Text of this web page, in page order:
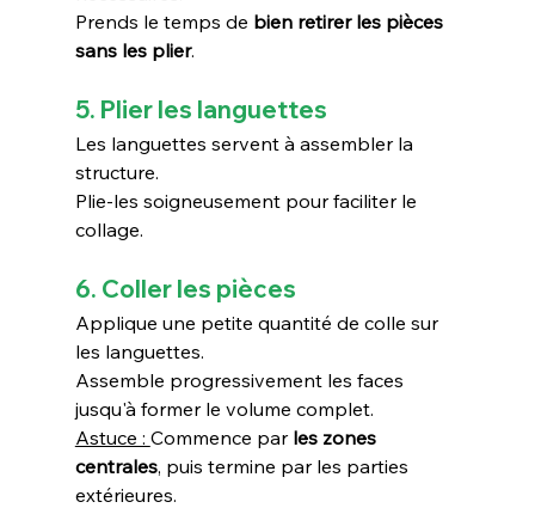
Prends le temps de bien retirer les pièces
sans les plier.
5. Plier les languettes
Les languettes servent à assembler la
structure.
Plie-les soigneusement pour faciliter le
collage.
6. Coller les pièces
Applique une petite quantité de colle sur
les languettes.
Assemble progressivement les faces
jusqu'à former le volume complet.
Astuce : Commence par les zones
centrales, puis termine par les parties
extérieures.